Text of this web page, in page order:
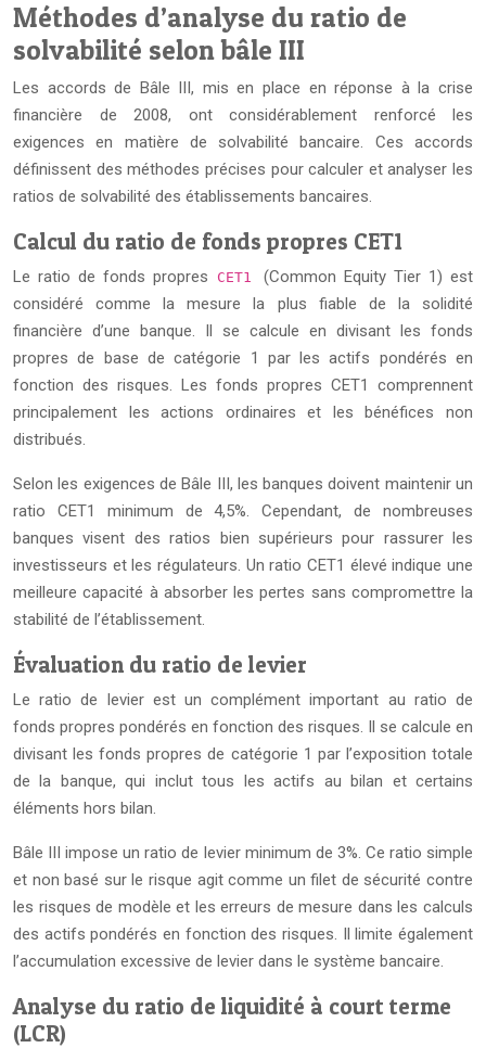
Méthodes d’analyse du ratio de
solvabilité selon bâle III
Les accords de Bâle III, mis en place en réponse à la crise
financière de 2008, ont considérablement renforcé les
exigences en matière de solvabilité bancaire. Ces accords
définissent des méthodes précises pour calculer et analyser les
ratios de solvabilité des établissements bancaires.
Calcul du ratio de fonds propres CET1
Le ratio de fonds propres CET1 (Common Equity Tier 1) est
considéré comme la mesure la plus fiable de la solidité
financière d’une banque. Il se calcule en divisant les fonds
propres de base de catégorie 1 par les actifs pondérés en
fonction des risques. Les fonds propres CET1 comprennent
principalement les actions ordinaires et les bénéfices non
distribués.
Selon les exigences de Bâle III, les banques doivent maintenir un
ratio CET1 minimum de 4,5%. Cependant, de nombreuses
banques visent des ratios bien supérieurs pour rassurer les
investisseurs et les régulateurs. Un ratio CET1 élevé indique une
meilleure capacité à absorber les pertes sans compromettre la
stabilité de l’établissement.
Évaluation du ratio de levier
Le ratio de levier est un complément important au ratio de
fonds propres pondérés en fonction des risques. Il se calcule en
divisant les fonds propres de catégorie 1 par l’exposition totale
de la banque, qui inclut tous les actifs au bilan et certains
éléments hors bilan.
Bâle III impose un ratio de levier minimum de 3%. Ce ratio simple
et non basé sur le risque agit comme un filet de sécurité contre
les risques de modèle et les erreurs de mesure dans les calculs
des actifs pondérés en fonction des risques. Il limite également
l’accumulation excessive de levier dans le système bancaire.
Analyse du ratio de liquidité à court terme
(LCR)